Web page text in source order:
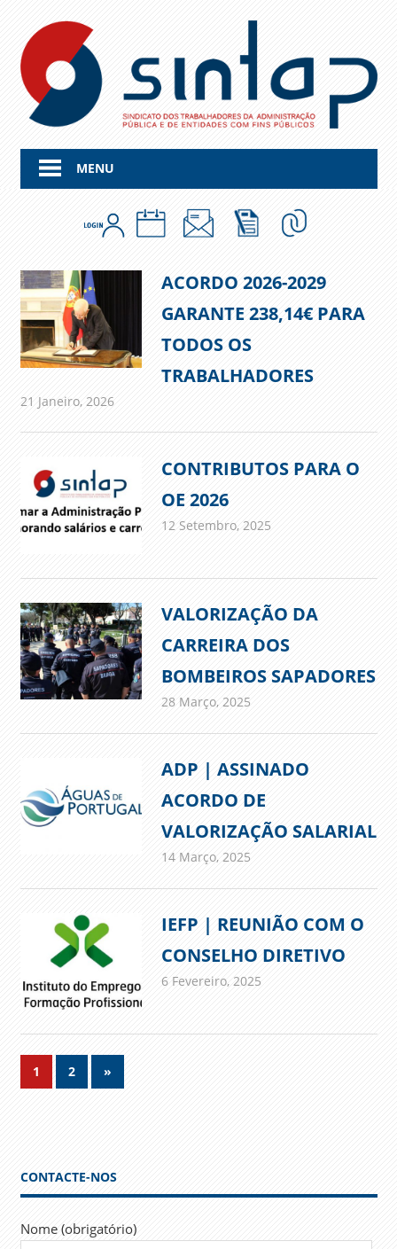
content
MENU
ACORDO 2026-2029
GARANTE 238,14€ PARA
TODOS OS
TRABALHADORES
21 Janeiro, 2026admin
Comunicados
CONTRIBUTOS PARA O
OE 2026
12 Setembro, 2025
VALORIZAÇÃO DA
CARREIRA DOS
BOMBEIROS SAPADORES
28 Março, 2025
ADP | ASSINADO
ACORDO DE
VALORIZAÇÃO SALARIAL
14 Março, 2025
IEFP | REUNIÃO COM O
CONSELHO DIRETIVO
6 Fevereiro, 2025
Navegação
1 2
Next
Posts
»
CONTACTE-NOS
Nome (obrigatório)